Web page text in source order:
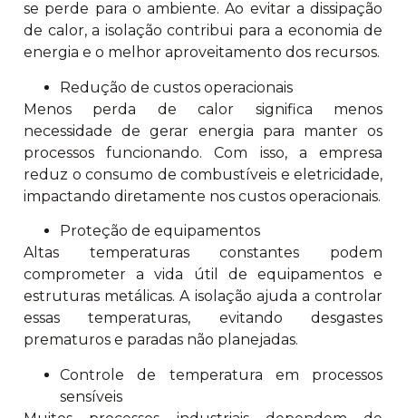
se perde para o ambiente. Ao evitar a dissipação
de calor, a isolação contribui para a economia de
energia e o melhor aproveitamento dos recursos.
Redução de custos operacionais
Menos perda de calor significa menos
necessidade de gerar energia para manter os
processos funcionando. Com isso, a empresa
reduz o consumo de combustíveis e eletricidade,
impactando diretamente nos custos operacionais.
Proteção de equipamentos
Altas temperaturas constantes podem
comprometer a vida útil de equipamentos e
estruturas metálicas. A isolação ajuda a controlar
essas temperaturas, evitando desgastes
prematuros e paradas não planejadas.
Controle de temperatura em processos
sensíveis